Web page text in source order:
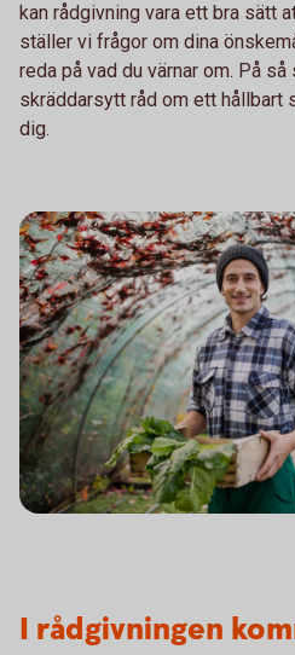
kan rådgivning vara ett bra sätt
ställer vi frågor om dina
reda på vad du värnar om. På
skräddarsytt råd om ett hållbart
dig.
I rådgivningen